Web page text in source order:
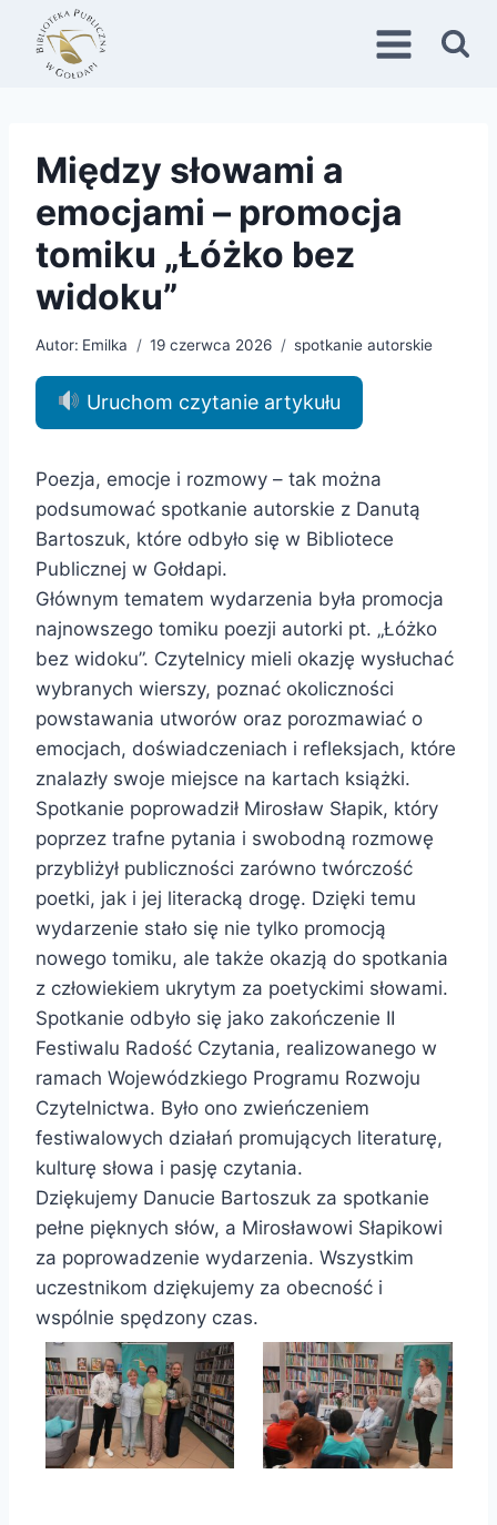
Przejdź
treści
Między słowami a
emocjami – promocja
tomiku „Łóżko bez
widoku”
Autor: Emilka 19 czerwca 2026 spotkanie autorskie
Uruchom czytanie artykułu
Poezja, emocje i rozmowy – tak można
podsumować spotkanie autorskie z Danutą
Bartoszuk, które odbyło się w Bibliotece
Publicznej w Gołdapi.
Głównym tematem wydarzenia była promocja
najnowszego tomiku poezji autorki pt. „Łóżko
bez widoku”. Czytelnicy mieli okazję wysłuchać
wybranych wierszy, poznać okoliczności
powstawania utworów oraz porozmawiać o
emocjach, doświadczeniach i refleksjach, które
znalazły swoje miejsce na kartach książki.
Spotkanie poprowadził Mirosław Słapik, który
poprzez trafne pytania i swobodną rozmowę
przybliżył publiczności zarówno twórczość
poetki, jak i jej literacką drogę. Dzięki temu
wydarzenie stało się nie tylko promocją
nowego tomiku, ale także okazją do spotkania
z człowiekiem ukrytym za poetyckimi słowami.
Spotkanie odbyło się jako zakończenie II
Festiwalu Radość Czytania, realizowanego w
ramach Wojewódzkiego Programu Rozwoju
Czytelnictwa. Było ono zwieńczeniem
festiwalowych działań promujących literaturę,
kulturę słowa i pasję czytania.
Dziękujemy Danucie Bartoszuk za spotkanie
pełne pięknych słów, a Mirosławowi Słapikowi
za poprowadzenie wydarzenia. Wszystkim
uczestnikom dziękujemy za obecność i
wspólnie spędzony czas.